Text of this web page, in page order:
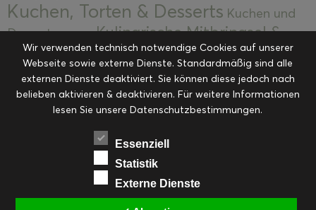
Kuchen, Torten & Desserts Kuchen und
Desserts
Kulinarische Mitbringsel &
Eingemachtes Ohne Kategorie Ostern Resteküche
RezepteSaisonalSliderStartseite
Suppen, Salate & Vorspeisen Vorspeisen &
Vorspeisen, Salate & Suppen
Weihnachten Workshops & Events
Wir verwenden technisch notwendige Cookies auf unserer
Webseite sowie externe Dienste. Standardmäßig sind alle
externen Dienste deaktiviert. Sie können diese jedoch nach
belieben aktivieren & deaktivieren. Für weitere Informationen
lesen Sie unsere Datenschutzbestimmungen.
Essenziell
Statistik
Externe Dienste